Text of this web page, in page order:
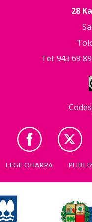
28
Tel: 943 69
LEGE OHARRA